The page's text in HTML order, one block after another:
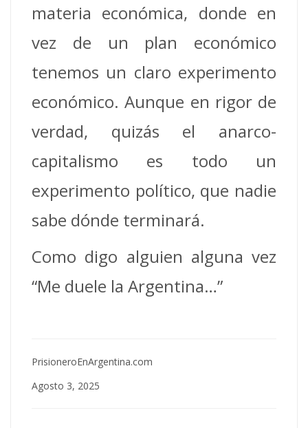
materia económica, donde en
vez de un plan económico
tenemos un claro experimento
económico. Aunque en rigor de
verdad, quizás el anarco-
capitalismo es todo un
experimento político, que nadie
sabe dónde terminará.
Como digo alguien alguna vez
“Me duele la Argentina…”
PrisioneroEnArgentina.com
Agosto 3, 2025